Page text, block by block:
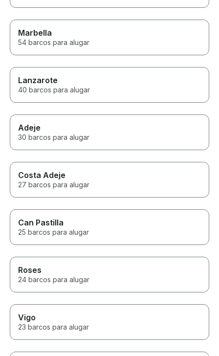
Marbella
54 barcos para alugar
Lanzarote
40 barcos para alugar
Adeje
30 barcos para alugar
Costa Adeje
27 barcos para alugar
Can Pastilla
25 barcos para alugar
Roses
24 barcos para alugar
Vigo
23 barcos para alugar